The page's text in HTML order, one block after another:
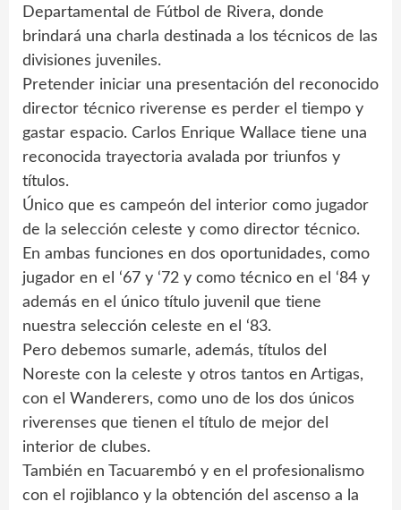
Departamental de Fútbol de Rivera, donde
brindará una charla destinada a los técnicos de las
divisiones juveniles.
Pretender iniciar una presentación del reconocido
director técnico riverense es perder el tiempo y
gastar espacio. Carlos Enrique Wallace tiene una
reconocida trayectoria avalada por triunfos y
títulos.
Único que es campeón del interior como jugador
de la selección celeste y como director técnico.
En ambas funciones en dos oportunidades, como
jugador en el ‘67 y ‘72 y como técnico en el ‘84 y
además en el único título juvenil que tiene
nuestra selección celeste en el ‘83.
Pero debemos sumarle, además, títulos del
Noreste con la celeste y otros tantos en Artigas,
con el Wanderers, como uno de los dos únicos
riverenses que tienen el título de mejor del
interior de clubes.
También en Tacuarembó y en el profesionalismo
con el rojiblanco y la obtención del ascenso a la